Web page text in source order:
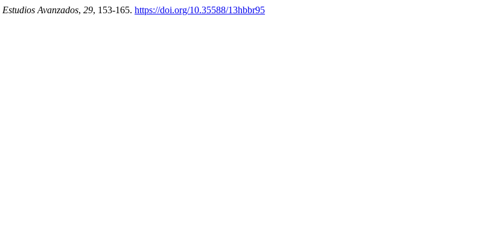
Estudios Avanzados, 29, 153-165. https://doi.org/10.35588/13hbbr95